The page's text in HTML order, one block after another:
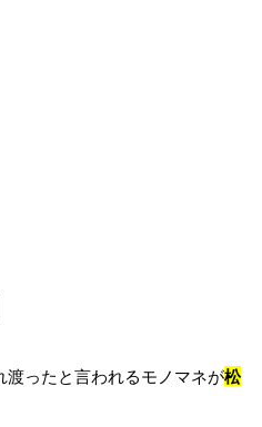
ったと言われるモノマネが松